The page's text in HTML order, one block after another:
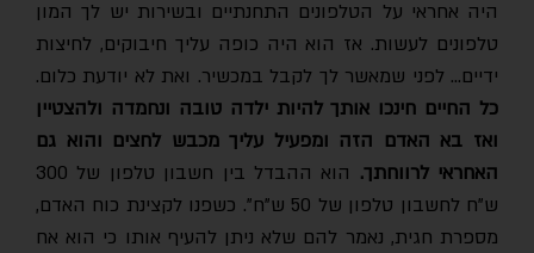
היה אחראי על הטלפונים התחנתיים ובשירות יש לך המון
טלפונים לעשות. אז הוא היה כופה עליך חיבוקים, לחיצות
ידיים… לפני שמאשר לך לקבל במכשיר. ואת לא יודעת כלום.
כל החיים חינכו אותך להיות ילדה טובה ונחמדה ולהצטיין
ואז בא האדם הזה ומפעיל עליך מכבש לחצים והוא גם
האחראי לרווחתך.
הוא ההבדל בין חשבון טלפון של 300
ש"ח לחשבון טלפון של 50 ש"ח". כשפנו לקצינת כוח האדם,
מספרת חגית, נאמר להם שלא ניתן להעיף אותו כי הוא אח